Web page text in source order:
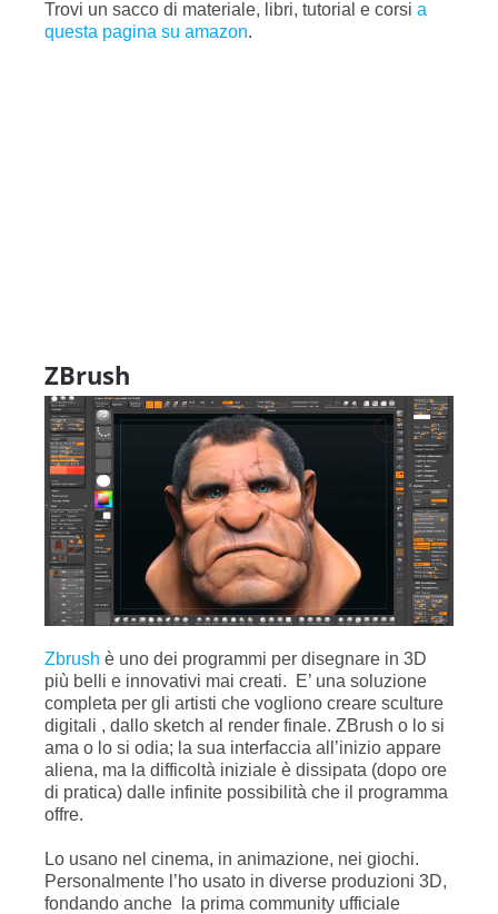
Trovi un sacco di materiale, libri, tutorial e corsi a
questa pagina su amazon.
ZBrush
Zbrush è uno dei programmi per disegnare in 3D
più belli e innovativi mai creati. E’ una soluzione
completa per gli artisti che vogliono creare sculture
digitali , dallo sketch al render finale. ZBrush o lo si
ama o lo si odia; la sua interfaccia all’inizio appare
aliena, ma la difficoltà iniziale è dissipata (dopo ore
di pratica) dalle infinite possibilità che il programma
offre.
Lo usano nel cinema, in animazione, nei giochi.
Personalmente l’ho usato in diverse produzioni 3D,
fondando anche la prima community ufficiale